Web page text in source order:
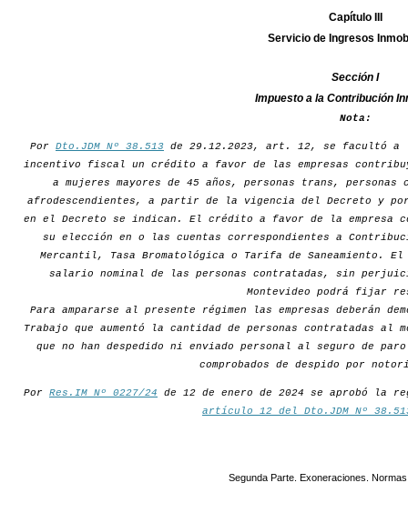
Capítulo III
Servicio de Ingresos
Sección I
Impuesto a la Contribución
Nota:
Por Dto.JDM Nº 38.513 de 29.12.2023, art. 12, se facultó a
incentivo fiscal un crédito a favor de las empresas
a mujeres mayores de 45 años, personas trans,
afrodescendientes, a partir de la vigencia del Decreto y
en el Decreto se indican. El crédito a favor de la empresa
su elección en o las cuentas correspondientes a
Mercantil, Tasa Bromatológica o Tarifa de Saneamiento.
salario nominal de las personas contratadas, sin
Montevideo podrá fijar
Para ampararse al presente régimen las empresas deberán
Trabajo que aumentó la cantidad de personas contratadas
que no han despedido ni enviado personal al seguro de
comprobados de despido por
Por Res.IM Nº 0227/24 de 12 de enero de 2024 se aprobó la
artículo 12 del Dto.JDM Nº
Segunda Parte. Exoneraciones.